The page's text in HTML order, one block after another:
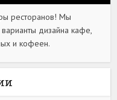
ресторанов! Мы
дизайна кафе,
и кофеен.